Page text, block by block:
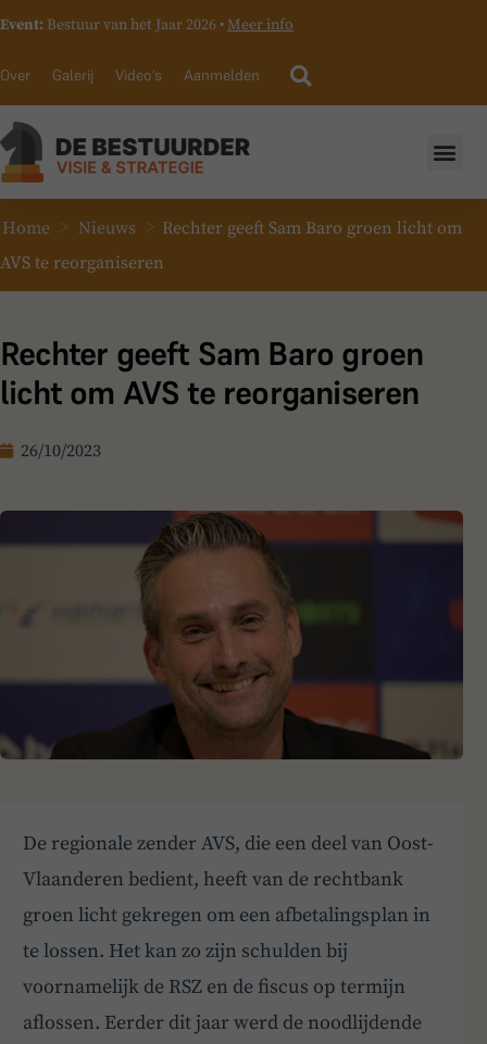
Event: Bestuur van het Jaar 2026 • Meer info
Over Galerij Video’s Aanmelden
Home > Nieuws > Rechter geeft Sam Baro groen licht om
AVS te reorganiseren
Rechter geeft Sam Baro groen
licht om AVS te reorganiseren
26/10/2023
De regionale zender AVS, die een deel van Oost-
Vlaanderen bedient, heeft van de rechtbank
groen licht gekregen om een afbetalingsplan in
te lossen. Het kan zo zijn schulden bij
voornamelijk de RSZ en de fiscus op termijn
aflossen. Eerder dit jaar werd de noodlijdende